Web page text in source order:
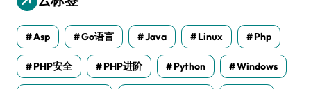
Asp Go语言 Java Linux Php
PHP安全 PHP进阶 Python Windows